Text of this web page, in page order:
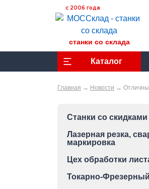
с 2006 года
станки со склада
Каталог
Главная → Новости →
Станки со скидками
Лазерная резка,
маркировка
Цех обработки
Токарно-